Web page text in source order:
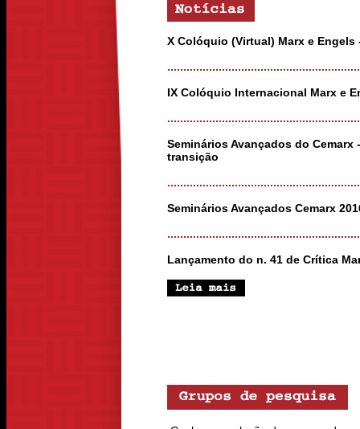
X Colóquio (Virtual) Marx e Engels
IX Colóquio Internacional Marx e
Seminários Avançados do Cemarx
transição
Seminários Avançados Cemarx
Lançamento do n. 41 de Crítica